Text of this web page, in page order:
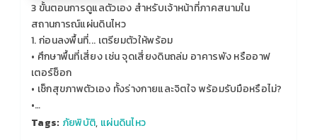
3 ขั้นตอนการดูแลตัวเอง สำหรับเจ้าหน้าที่ภาคสนามใน
สถานการณ์แผ่นดินไหว
1. ก่อนลงพื้นที่... เตรียมตัวให้พร้อม
• ศึกษาพื้นที่เสี่ยง เช่น จุดเสี่ยงดินถล่ม อาคารพัง หรืออาฟ
เตอร์ช็อก
• เช็กสุขภาพตัวเอง ทั้งร่างกายและจิตใจ พร้อมรับมือหรือไม่?
•…
Tags: ภัยพิบัติ, แผ่นดินไหว